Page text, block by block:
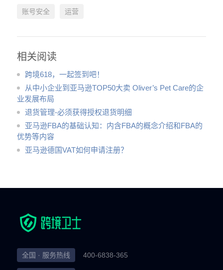
账号安全 运营
相关阅读
跨境618，一起签到吧！
从中小企业到亚马逊TOP50大卖 Oliver’s Pet Care的企
业发展布局
退货管理-必须获得授权退货明细
亚马逊FBA的基础认知：内含FBA的概念介绍和FBA的
优势等内容
亚马逊德国VAT如何申请注册？
全国 · 服务热线 400-6838-365